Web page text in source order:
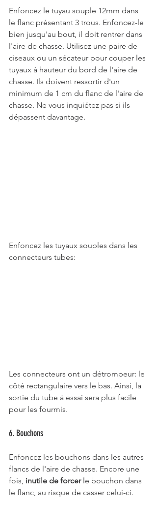
Enfoncez le tuyau souple 12mm dans
le flanc présentant 3 trous. Enfoncez-le
bien jusqu'au bout, il doit rentrer dans
l'aire de chasse. Utilisez une paire de
ciseaux ou un sécateur pour couper les
tuyaux à hauteur du bord de l'aire de
chasse. Ils doivent ressortir d'un
minimum de 1 cm du flanc de l'aire de
chasse. Ne vous inquiétez pas si ils
dépassent davantage.
Enfoncez les tuyaux souples dans les
connecteurs tubes:
Les connecteurs ont un détrompeur: le
côté rectangulaire vers le bas. Ainsi, la
sortie du tube à essai sera plus facile
pour les fourmis.
6. Bouchons
Enfoncez les bouchons dans les autres
flancs de l'aire de chasse. Encore une
fois, inutile de forcer le bouchon dans
le flanc, au risque de casser celui-ci.